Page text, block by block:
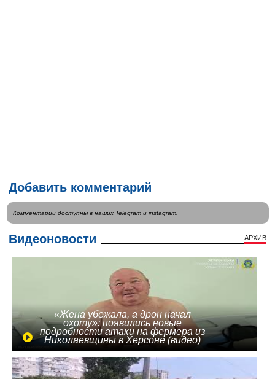
Добавить комментарий
Комментарии доступны в наших Telegramи instagram.
Видеоновости АРХИВ
«Жена убежала, а дрон начал
охоту»: появились новые
подробности атаки на фермера из
Николаевщины в Херсоне (видео)